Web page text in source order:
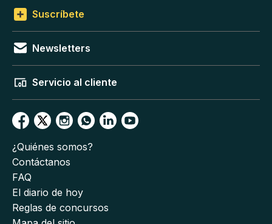
Suscríbete
Newsletters
Servicio al cliente
¿Quiénes somos?
Contáctanos
FAQ
El diario de hoy
Reglas de concursos